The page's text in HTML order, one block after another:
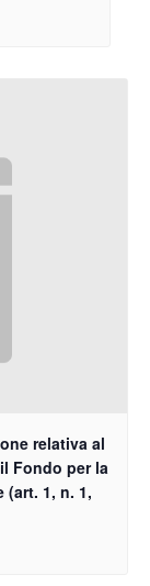
relativa al
Fondo per la
1, n. 1,